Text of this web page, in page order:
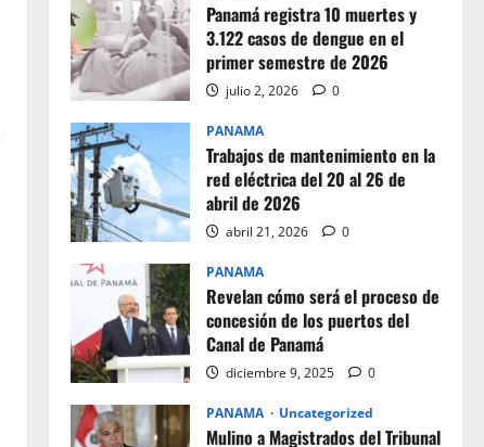
Panamá registra 10 muertes y
3.122 casos de dengue en el
primer semestre de 2026
julio 2, 2026 0
PANAMA
Trabajos de mantenimiento en la
red eléctrica del 20 al 26 de
abril de 2026
abril 21, 2026 0
PANAMA
Revelan cómo será el proceso de
concesión de los puertos del
Canal de Panamá
diciembre 9, 2025 0
PANAMA Uncategorized
Mulino a Magistrados del Tribunal